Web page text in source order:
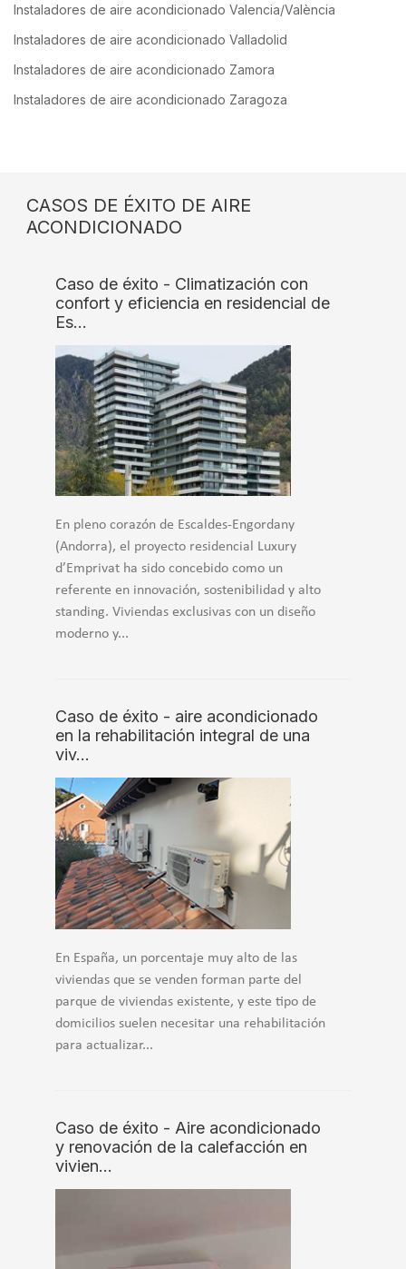
Instaladores de aire acondicionado Valencia/València
Instaladores de aire acondicionado Valladolid
Instaladores de aire acondicionado Zamora
Instaladores de aire acondicionado Zaragoza
CASOS DE ÉXITO DE AIRE
ACONDICIONADO
Caso de éxito - Climatización con
confort y eficiencia en residencial de
Es…
En pleno corazón de Escaldes-Engordany
(Andorra), el proyecto residencial Luxury
d’Emprivat ha sido concebido como un
referente en innovación, sostenibilidad y alto
standing. Viviendas exclusivas con un diseño
moderno y...
Caso de éxito - aire acondicionado
en la rehabilitación integral de una
viv…
En España, un porcentaje muy alto de las
viviendas que se venden forman parte del
parque de viviendas existente, y este tipo de
domicilios suelen necesitar una rehabilitación
para actualizar...
Caso de éxito - Aire acondicionado
y renovación de la calefacción en
vivien…